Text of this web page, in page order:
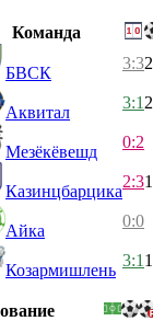
Команда
БВСК
3:32
Аквитал
3:1 2
Мезёкёвешд
0:2
Казинцбарцика
2:31
Айка
0:0
Козармишлень
3:1 1